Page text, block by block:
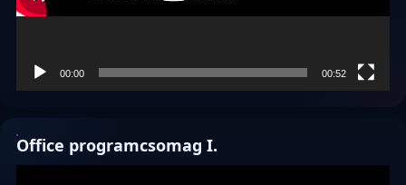
00:00 00:52
Office programcsomag I.